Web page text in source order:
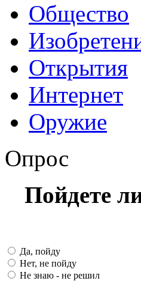
Общество
Открытия
Интернет
Оружие
Опрос
Пойдете
Да, пойду
Нет, не пойду
Не знаю - не решил